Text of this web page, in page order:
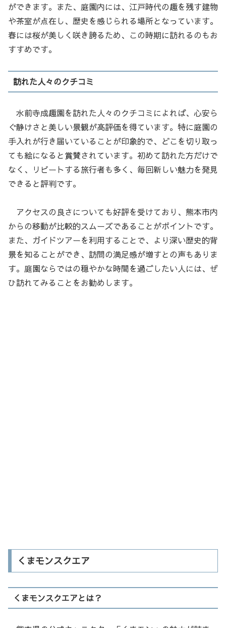
ができます。また、庭園内には、江戸時代の趣を残す建物
や茶室が点在し、歴史を感じられる場所となっています。
春には桜が美しく咲き誇るため、この時期に訪れるのもお
すすめです。
訪れた人々のクチコミ
水前寺成趣園を訪れた人々のクチコミによれば、心安ら
ぐ静けさと美しい景観が高評価を得ています。特に庭園の
手入れが行き届いていることが印象的で、どこを切り取っ
ても絵になると賞賛されています。初めて訪れた方だけで
なく、リピートする旅行者も多く、毎回新しい魅力を発見
できると評判です。
アクセスの良さについても好評を受けており、熊本市内
からの移動が比較的スムーズであることがポイントです。
また、ガイドツアーを利用することで、より深い歴史的背
景を知ることができ、訪問の満足感が増すとの声もありま
す。庭園ならではの穏やかな時間を過ごしたい人には、ぜ
ひ訪れてみることをお勧めします。
くまモンスクエア
くまモンスクエアとは？